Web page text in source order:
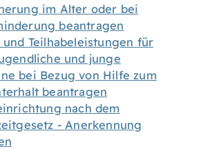
im Alter oder bei
beantragen
und Teilhabeleistungen für
und junge
bei Bezug von Hilfe zum
beantragen
nach dem
- Anerkennung